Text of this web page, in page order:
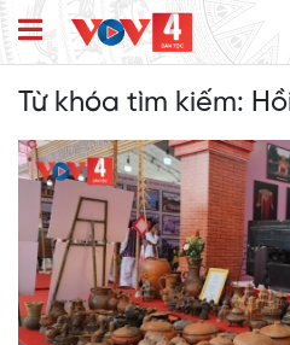
Từ khóa tìm kiếm: